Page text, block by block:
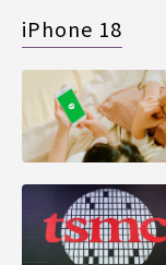
iPhone 18